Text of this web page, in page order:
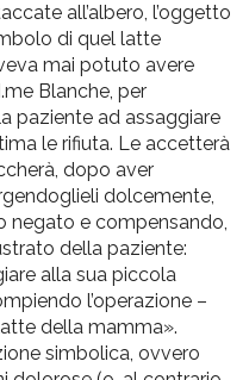
all’albero, l’oggetto
di quel latte
mai potuto avere
Blanche, per
paziente ad assaggiare
le rifiuta. Le accetterà
dopo aver
dolcemente,
negato e compensando,
della paziente:
alla sua piccola
l’operazione –
della mamma».
simbolica, ovvero